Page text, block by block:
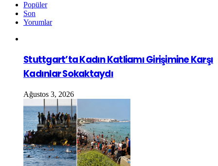
Popüler
Son
Yorumlar
Stuttgart’ta Kadın Katliamı Girişimine Karşı
Kadınlar Sokaktaydı
Ağustos 3, 2026